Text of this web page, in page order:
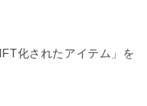
化されたアイテム」を